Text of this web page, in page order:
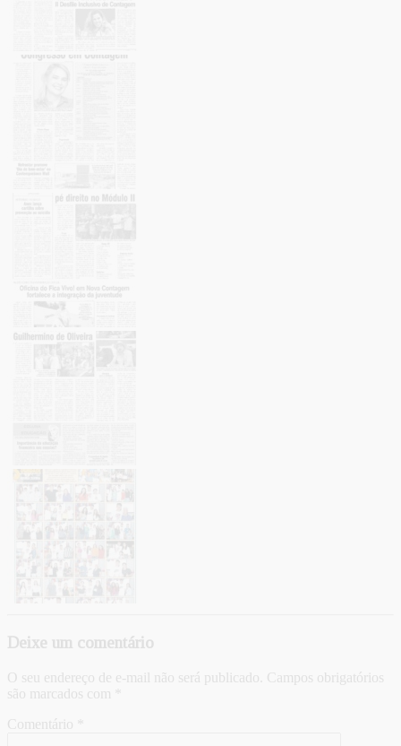
Deixe um comentário
O seu endereço de e-mail não será publicado. Campos obrigatórios
são marcados com
Comentário